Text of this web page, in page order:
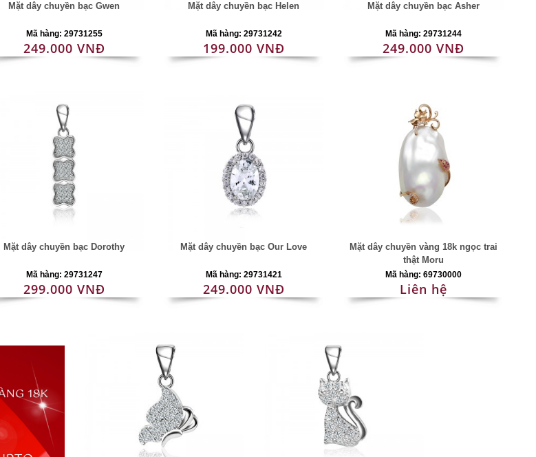
Mặt dây chuyền bạc Gwen
Mã hàng: 29731255
249.000 VNĐ
Mặt dây chuyền bạc Helen
Mã hàng: 29731242
199.000 VNĐ
Mặt dây chuyền bạc Asher
Mã hàng: 29731244
249.000 VNĐ
Mặt dây chuyền bạc Dorothy
Mã hàng: 29731247
299.000 VNĐ
Mặt dây chuyền bạc Our Love
Mã hàng: 29731421
249.000 VNĐ
Mặt dây chuyền vàng 18k ngọc trai
thật Moru
Mã hàng: 69730000
Liên hệ